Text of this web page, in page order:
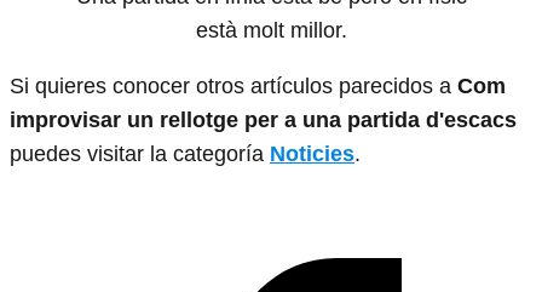
està molt millor.
Si quieres conocer otros artículos parecidos a Com
improvisar un rellotge per a una partida d'escacs
puedes visitar la categoría Noticies.